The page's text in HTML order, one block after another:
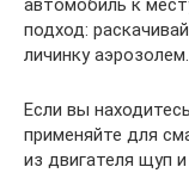
автомобиль к
подход:
личинку аэрозолем.
Если вы
применяйте для
из двигателя щуп